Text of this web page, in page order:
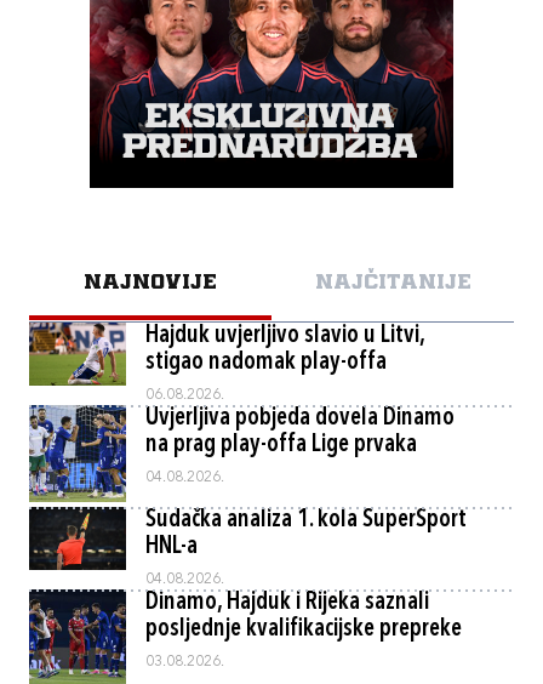
NAJNOVIJE NAJČITANIJE
Hajduk uvjerljivo slavio u Litvi,
stigao nadomak play-offa
06.08.2026.
Uvjerljiva pobjeda dovela Dinamo
na prag play-offa Lige prvaka
04.08.2026.
Sudačka analiza 1. kola SuperSport
HNL-a
04.08.2026.
Dinamo, Hajduk i Rijeka saznali
posljednje kvalifikacijske prepreke
03.08.2026.